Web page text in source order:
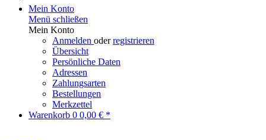
Mein Konto
Menü schließen
Mein Konto
Anmelden oderregistrieren
Übersicht
Persönliche Daten
Adressen
Zahlungsarten
Bestellungen
Merkzettel
Warenkorb 0 0,00 € *